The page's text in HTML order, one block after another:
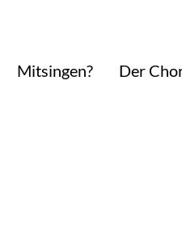
Mitsingen? Der